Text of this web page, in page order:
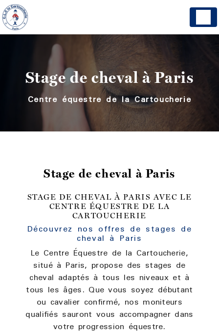
Stage de cheval à Paris
Centre équestre de la Cartoucherie
Stage de cheval à Paris
STAGE DE CHEVAL À PARIS AVEC LE
CENTRE ÉQUESTRE DE LA
CARTOUCHERIE
Découvrez nos offres de stages de
cheval à Paris
Le Centre Équestre de la Cartoucherie,
situé à Paris, propose des stages de
cheval adaptés à tous les niveaux et à
tous les âges. Que vous soyez débutant
ou cavalier confirmé, nos moniteurs
qualifiés sauront vous accompagner dans
votre progression équestre.
Panneau de gestion des cookies